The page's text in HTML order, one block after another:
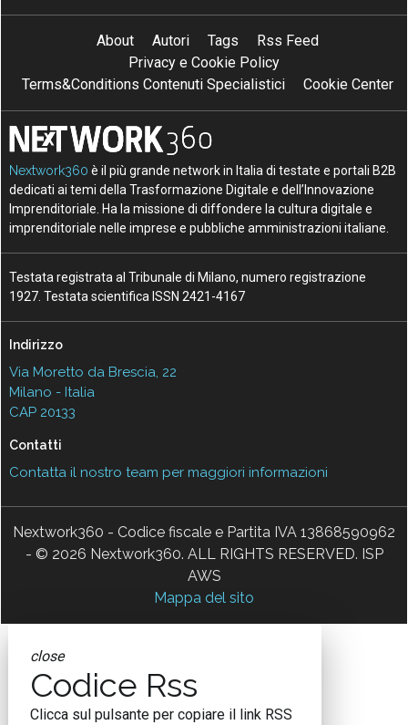
About Autori Tags
Rss Feed
Privacy e Cookie Policy
Terms&Conditions Contenuti Specialistici
Cookie Center
Nextwork360 è il più grande network in Italia di testate e portali B2B
dedicati ai temi della Trasformazione Digitale e dell’Innovazione
Imprenditoriale. Ha la missione di diffondere la cultura digitale e
imprenditoriale nelle imprese e pubbliche amministrazioni italiane.
Testata registrata al Tribunale di Milano, numero registrazione
1927. Testata scientifica ISSN 2421-4167
Indirizzo
Via Moretto da Brescia, 22
Milano - Italia
CAP 20133
Contatti
Contatta il nostro team per maggiori informazioni
Nextwork360 - Codice fiscale e Partita IVA 13868590962
- © 2026 Nextwork360. ALL RIGHTS RESERVED. ISP
AWS
Mappa del sito
close
Codice Rss
Clicca sul pulsante per copiare il link RSS